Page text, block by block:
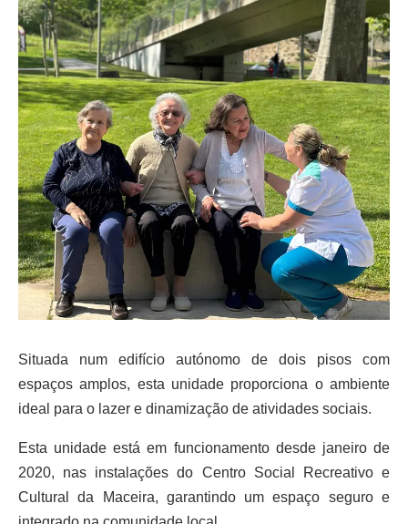
Situada num edifício autónomo de dois pisos com
espaços amplos, esta unidade proporciona o ambiente
ideal para o lazer e dinamização de atividades sociais.
Esta unidade está em funcionamento desde janeiro de
2020, nas instalações do Centro Social Recreativo e
Cultural da Maceira, garantindo um espaço seguro e